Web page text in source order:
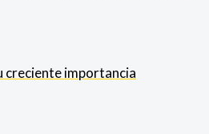
creciente importancia